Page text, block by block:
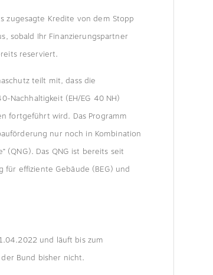
zugesagte Kredite von dem Stopp
sobald Ihr Finanzierungspartner
reserviert.
teilt mit, dass die
Nachhaltigkeit (EH/EG 40 NH)
fortgeführt wird. Das Programm
nur noch in Kombination
(QNG). Das QNG ist bereits seit
effiziente Gebäude (BEG) und
und läuft bis zum
Bund bisher nicht.